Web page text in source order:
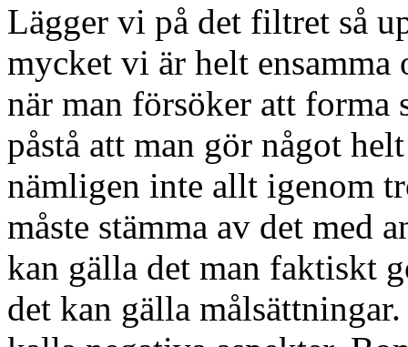
Lägger vi på det filtret så
mycket vi är helt ensamma
när man försöker att
påstå att man gör något
nämligen inte allt igenom
måste stämma av det med
kan gälla det man faktiskt
det kan gälla